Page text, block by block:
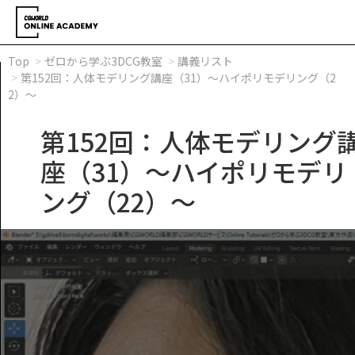
Top ゼロから学ぶ3DCG教室
講義リスト
第152回：人体モデリング講座（31）～ハイポリモデリング（2
2）～
第152回：人体モデリング
座（31）～ハイポリモデリ
ング（22）～